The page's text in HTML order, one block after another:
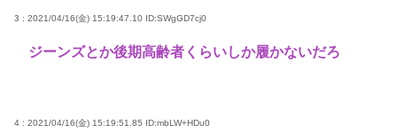
3 : 2021/04/16(金) 15:19:47.10 ID:SWgGD7cj0
ジーンズとか後期高齢者くらいしか履かないだろ
4 : 2021/04/16(金) 15:19:51.85 ID:mbLW+HDu0